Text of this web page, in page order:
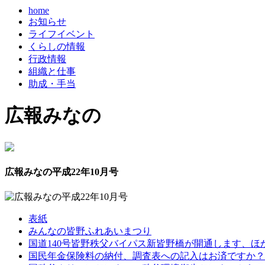
home
お知らせ
ライフイベント
くらしの情報
行政情報
組織と仕事
助成・手当
広報みなの
広報みなの平成22年10月号
表紙
みんなの皆野ふれあいまつり
国道140号皆野秩父バイパス新皆野橋が開通します、ほ
国民年金保険料の納付、調査表への記入はお済ですか